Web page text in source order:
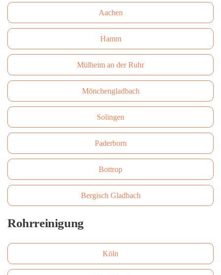
Aachen
Hamm
Mülheim an der Ruhr
Mönchengladbach
Solingen
Paderborn
Bottrop
Bergisch Gladbach
Rohrreinigung
Köln